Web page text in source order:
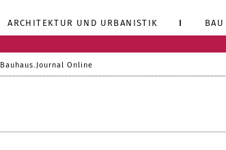
ARCHITEKTUR UND URBANISTIK
Bauhaus.Journal Online